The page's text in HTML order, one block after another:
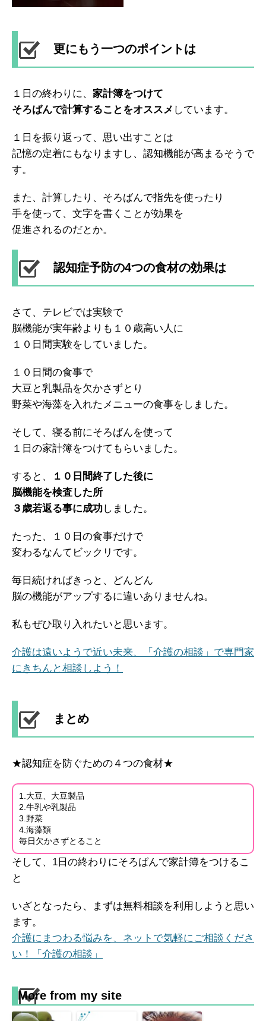
更にもう一つのポイントは
１日の終わりに、 家計簿をつけて
そろばんで計算することをオススメ しています。
１日を振り返って、思い出すことは
記憶の定着にもなりますし、認知機能が高まるそうで
す。
また、計算したり、そろばんで指先を使ったり
手を使って、文字を書くことが効果を
促進されるのだとか。
認知症予防の4つの食材の効果は
さて、テレビでは実験で
脳機能が実年齢よりも１０歳高い人に
１０日間実験をしていました。
１０日間の食事で
大豆と乳製品を欠かさずとり
野菜や海藻を入れたメニューの食事をしました。
そして、寝る前にそろばんを使って
１日の家計簿をつけてもらいました。
すると、
１０日間終了した後に
脳機能を検査した所
３歳若返る事に成功しました。
たった、１０日の食事だけで
変わるなんてビックリです。
毎日続ければきっと、どんどん
脳の機能がアップするに違いありませんね。
私もぜひ取り入れたいと思います。
介護は遠いようで近い未来、「介護の相談」で専門家
にきちんと相談しよう！
まとめ
★認知症を防ぐための４つの食材★
1.大豆、大豆製品
2.牛乳や乳製品
3.野菜
4.海藻類
毎日欠かさずとること
そして、1日の終わりにそろばんで家計簿をつけるこ
と
いざとなったら、まずは無料相談を利用しようと思い
ます。
介護にまつわる悩みを、ネットで気軽にご相談くださ
い！「介護の相談」
More from my site